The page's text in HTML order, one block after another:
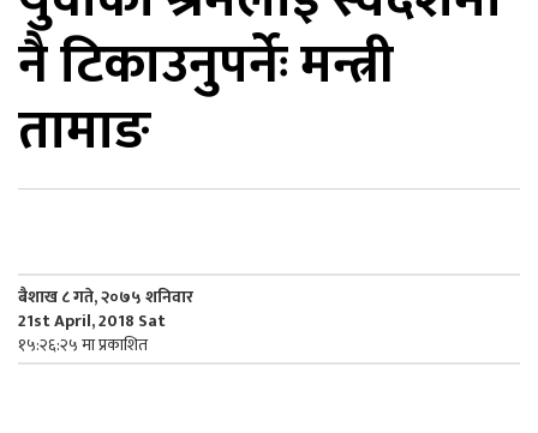
नै टिकाउनुपर्नेः मन्त्री
तामाङ
बैशाख ८ गते, २०७५ शनिवार
21st April, 2018 Sat
१५:२६:२५ मा प्रकाशित